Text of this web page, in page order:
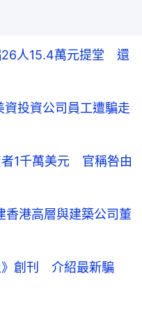
人15.4萬元提堂 還
投資公司員工遭騙走
1千萬美元 官稱咎由
港高層與建築公司董
》創刊 介紹最新騙